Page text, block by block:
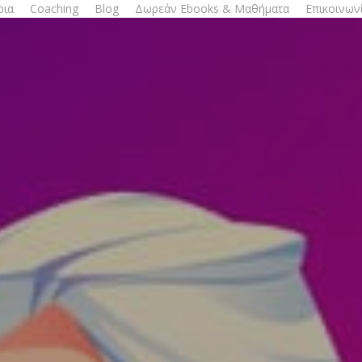
Coaching Blog Δωρεάν Ebooks & Μαθήματα